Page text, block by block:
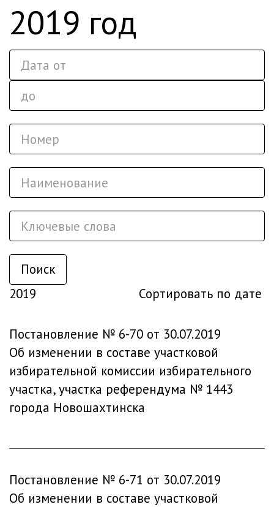
2019 год
Поиск
2019
Сортировать по дате
Постановление № 6-70 от 30.07.2019
Об изменении в составе участковой
избирательной комиссии избирательного
участка, участка референдума № 1443
города Новошахтинска
Постановление № 6-71 от 30.07.2019
Об изменении в составе участковой